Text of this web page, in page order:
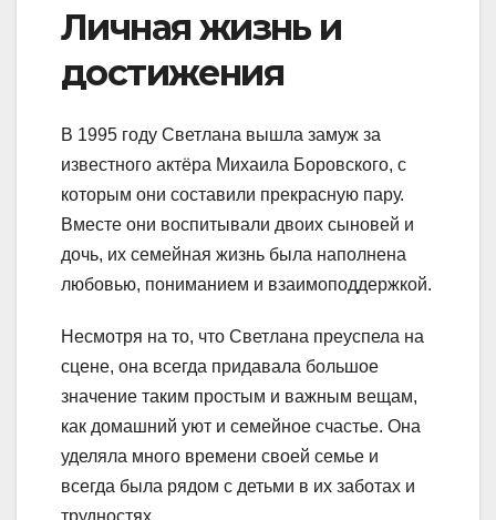
Личная жизнь и
достижения
В 1995 году Светлана вышла замуж за
известного актёра Михаила Боровского, с
которым они составили прекрасную пару.
Вместе они воспитывали двоих сыновей и
дочь, их семейная жизнь была наполнена
любовью, пониманием и взаимоподдержкой.
Несмотря на то, что Светлана преуспела на
сцене, она всегда придавала большое
значение таким простым и важным вещам,
как домашний уют и семейное счастье. Она
уделяла много времени своей семье и
всегда была рядом с детьми в их заботах и